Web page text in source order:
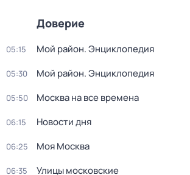
Доверие
05:15 Мой район. Энциклопедия
05:30 Мой район. Энциклопедия
05:50 Москва на все времена
06:15 Новости дня
06:25 Моя Москва
06:35 Улицы московские